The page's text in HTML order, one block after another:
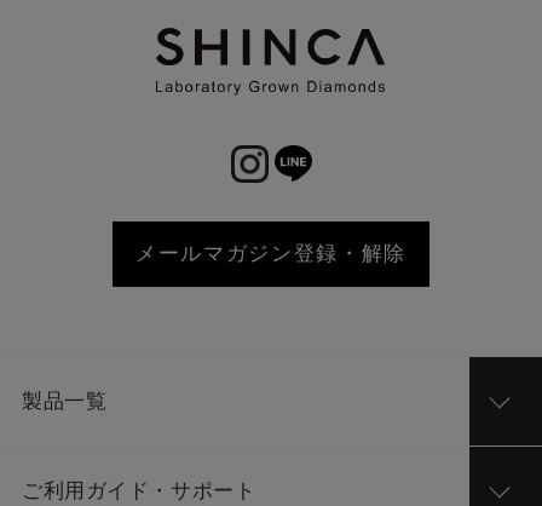
メールマガジン登録・解除
製品一覧
ご利用ガイド・サポート